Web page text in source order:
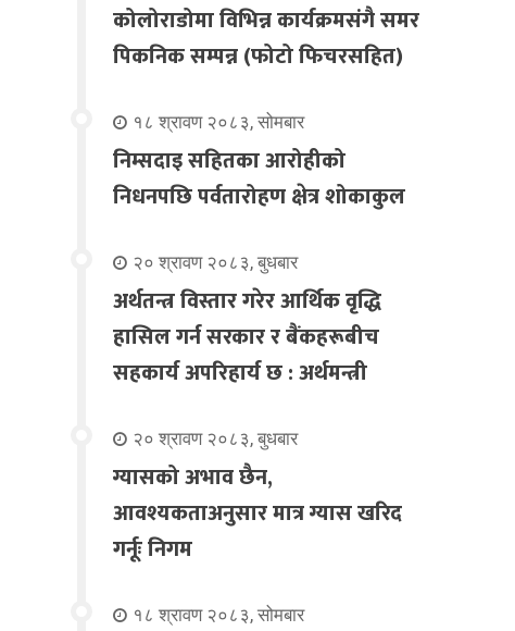
कोलोराडोमा विभिन्न कार्यक्रमसंगै समर
पिकनिक सम्पन्न (फोटो फिचरसहित)
१८ श्रावण २०८३, सोमबार
निम्सदाइ सहितका आरोहीको
निधनपछि पर्वतारोहण क्षेत्र शोकाकुल
२० श्रावण २०८३, बुधबार
अर्थतन्त्र विस्तार गरेर आर्थिक वृद्धि
हासिल गर्न सरकार र बैंकहरूबीच
सहकार्य अपरिहार्य छ : अर्थमन्त्री
२० श्रावण २०८३, बुधबार
ग्यासको अभाव छैन,
आवश्यकताअनुसार मात्र ग्यास खरिद
गर्नूः निगम
१८ श्रावण २०८३, सोमबार